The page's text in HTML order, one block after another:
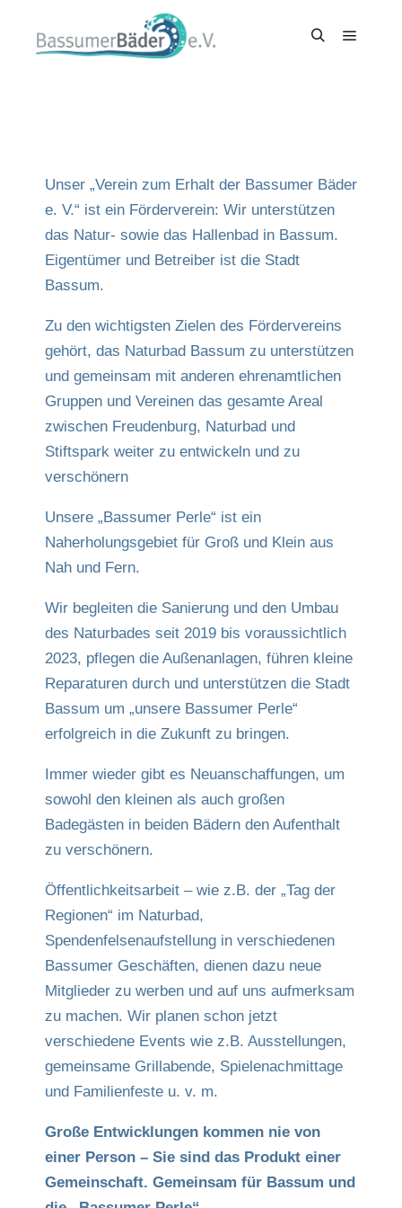
Unser „Verein zum Erhalt der Bassumer Bäder
e. V.“ ist ein Förderverein: Wir unterstützen
das Natur- sowie das Hallenbad in Bassum.
Eigentümer und Betreiber ist die Stadt
Bassum.
Zu den wichtigsten Zielen des Fördervereins
gehört, das Naturbad Bassum zu unterstützen
und gemeinsam mit anderen ehrenamtlichen
Gruppen und Vereinen das gesamte Areal
zwischen Freudenburg, Naturbad und
Stiftspark weiter zu entwickeln und zu
verschönern
Unsere „Bassumer Perle“ ist ein
Naherholungsgebiet für Groß und Klein aus
Nah und Fern.
Wir begleiten die Sanierung und den Umbau
des Naturbades seit 2019 bis voraussichtlich
2023, pflegen die Außenanlagen, führen kleine
Reparaturen durch und unterstützen die Stadt
Bassum um „unsere Bassumer Perle“
erfolgreich in die Zukunft zu bringen.
Immer wieder gibt es Neuanschaffungen, um
sowohl den kleinen als auch großen
Badegästen in beiden Bädern den Aufenthalt
zu verschönern.
Öffentlichkeitsarbeit – wie z.B. der „Tag der
Regionen“ im Naturbad,
Spendenfelsenaufstellung in verschiedenen
Bassumer Geschäften, dienen dazu neue
Mitglieder zu werben und auf uns aufmerksam
zu machen. Wir planen schon jetzt
verschiedene Events wie z.B. Ausstellungen,
gemeinsame Grillabende, Spielenachmittage
und Familienfeste u. v. m.
Große Entwicklungen kommen nie von
einer Person – Sie sind das Produkt einer
Gemeinschaft. Gemeinsam für Bassum und